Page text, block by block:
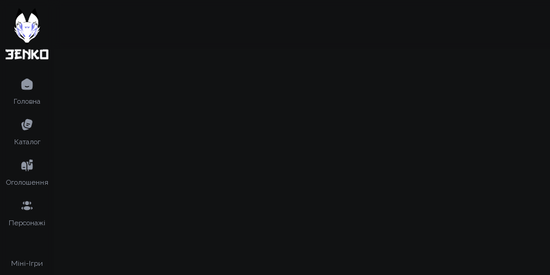
Головна
Каталог
Оголошення
Персонажі
Міні-Ігри